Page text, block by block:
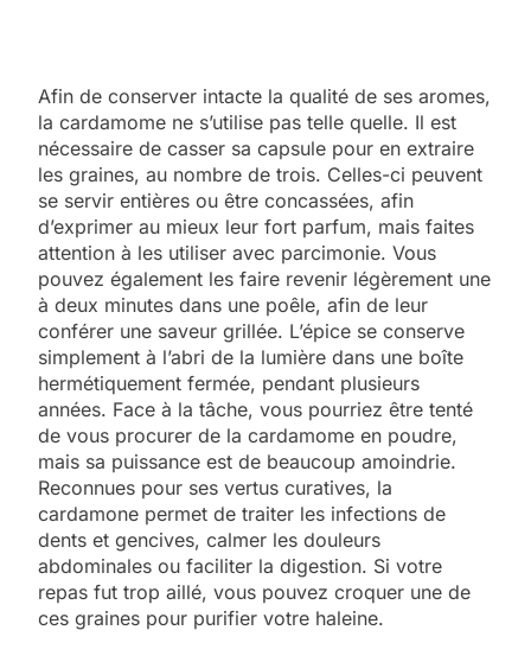
Afin de conserver intacte la qualité de ses aromes,
la cardamome ne s’utilise pas telle quelle. Il est
nécessaire de casser sa capsule pour en extraire
les graines, au nombre de trois. Celles-ci peuvent
se servir entières ou être concassées, afin
d’exprimer au mieux leur fort parfum, mais faites
attention à les utiliser avec parcimonie. Vous
pouvez également les faire revenir légèrement une
à deux minutes dans une poêle, afin de leur
conférer une saveur grillée. L’épice se conserve
simplement à l’abri de la lumière dans une boîte
hermétiquement fermée, pendant plusieurs
années. Face à la tâche, vous pourriez être tenté
de vous procurer de la cardamome en poudre,
mais sa puissance est de beaucoup amoindrie.
Reconnues pour ses vertus curatives, la
cardamone permet de traiter les infections de
dents et gencives, calmer les douleurs
abdominales ou faciliter la digestion. Si votre
repas fut trop aillé, vous pouvez croquer une de
ces graines pour purifier votre haleine.